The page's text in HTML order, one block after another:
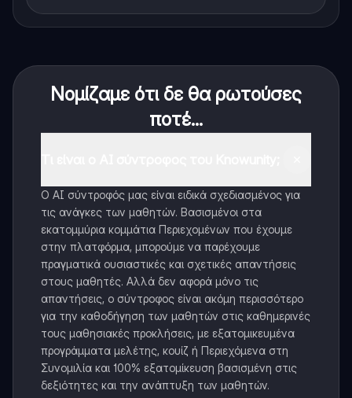
Νομίζαμε ότι δε θα ρωτούσες
ποτέ...
Ο AI σύντροφός μας είναι ειδικά σχεδιασμένος για
τις ανάγκες των μαθητών. Βασισμένοι στα
εκατομμύρια κομμάτια Περιεχομένων που έχουμε
στην πλατφόρμα, μπορούμε να παρέχουμε
πραγματικά ουσιαστικές και σχετικές απαντήσεις
στους μαθητές. Αλλά δεν αφορά μόνο τις
απαντήσεις, ο σύντροφος είναι ακόμη περισσότερο
για την καθοδήγηση των μαθητών στις καθημερινές
τους μαθησιακές προκλήσεις, με εξατομικευμένα
προγράμματα μελέτης, κουίζ ή Περιεχόμενα στη
Συνομιλία και 100% εξατομίκευση βασισμένη στις
δεξιότητες και την ανάπτυξη των μαθητών.